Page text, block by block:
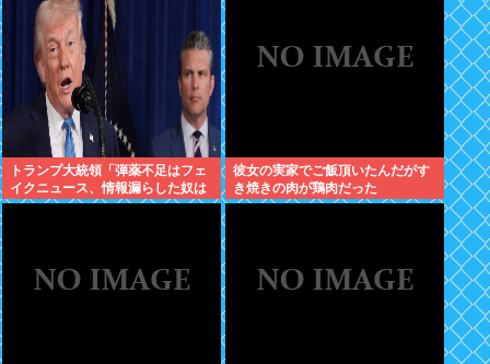
トランプ大統領「弾薬不足はフェ
イクニュース、情報漏らした奴は
極刑」
彼女の実家でご飯頂いたんだがす
き焼きの肉が鶏肉だった